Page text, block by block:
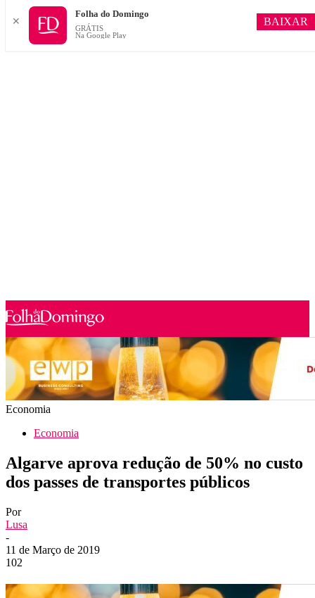
Economia
Economia
Algarve aprova redução de 50% no custo
dos passes de transportes públicos
Por
Lusa
-
11 de Março de 2019
102
✕
Folha do Domingo
GRÁTIS
Na Google Play
BAIXAR